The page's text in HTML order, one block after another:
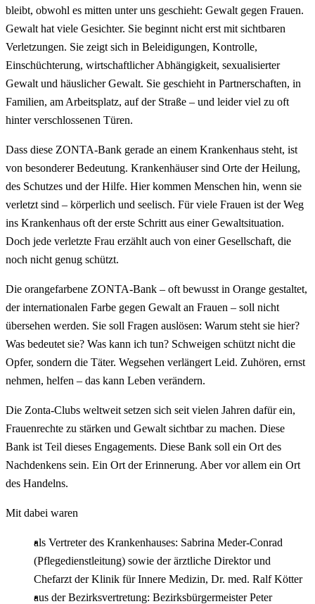
bleibt, obwohl es mitten unter uns geschieht: Gewalt gegen Frauen.
Gewalt hat viele Gesichter. Sie beginnt nicht erst mit sichtbaren
Verletzungen. Sie zeigt sich in Beleidigungen, Kontrolle,
Einschüchterung, wirtschaftlicher Abhängigkeit, sexualisierter
Gewalt und häuslicher Gewalt. Sie geschieht in Partnerschaften, in
Familien, am Arbeitsplatz, auf der Straße – und leider viel zu oft
hinter verschlossenen Türen.
Dass diese ZONTA-Bank gerade an einem Krankenhaus steht, ist
von besonderer Bedeutung. Krankenhäuser sind Orte der Heilung,
des Schutzes und der Hilfe. Hier kommen Menschen hin, wenn sie
verletzt sind – körperlich und seelisch. Für viele Frauen ist der Weg
ins Krankenhaus oft der erste Schritt aus einer Gewaltsituation.
Doch jede verletzte Frau erzählt auch von einer Gesellschaft, die
noch nicht genug schützt.
Die orangefarbene ZONTA-Bank – oft bewusst in Orange gestaltet,
der internationalen Farbe gegen Gewalt an Frauen – soll nicht
übersehen werden. Sie soll Fragen auslösen: Warum steht sie hier?
Was bedeutet sie? Was kann ich tun? Schweigen schützt nicht die
Opfer, sondern die Täter. Wegsehen verlängert Leid. Zuhören, ernst
nehmen, helfen – das kann Leben verändern.
Die Zonta-Clubs weltweit setzen sich seit vielen Jahren dafür ein,
Frauenrechte zu stärken und Gewalt sichtbar zu machen. Diese
Bank ist Teil dieses Engagements. Diese Bank soll ein Ort des
Nachdenkens sein. Ein Ort der Erinnerung. Aber vor allem ein Ort
des Handelns.
Mit dabei waren
als Vertreter des Krankenhauses: Sabrina Meder-Conrad
(Pflegedienstleitung) sowie der ärztliche Direktor und
Chefarzt der Klinik für Innere Medizin, Dr. med. Ralf Kötter
aus der Bezirksvertretung: Bezirksbürgermeister Peter